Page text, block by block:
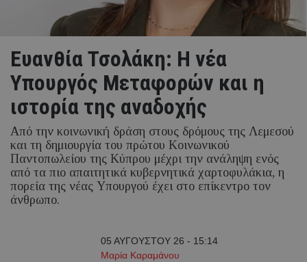
Ευανθία Τσολάκη: Η νέα
Υπουργός Μεταφορών και η
ιστορία της αναδοχής
Από την κοινωνική δράση στους δρόμους της Λεμεσού
και τη δημιουργία του πρώτου Κοινωνικού
Παντοπωλείου της Κύπρου μέχρι την ανάληψη ενός
από τα πιο απαιτητικά κυβερνητικά χαρτοφυλάκια, η
πορεία της νέας Υπουργού έχει στο επίκεντρο τον
άνθρωπο.
05 ΑΥΓΟΥΣΤΟΥ 26 - 15:14
Μαρία Καραμάνου